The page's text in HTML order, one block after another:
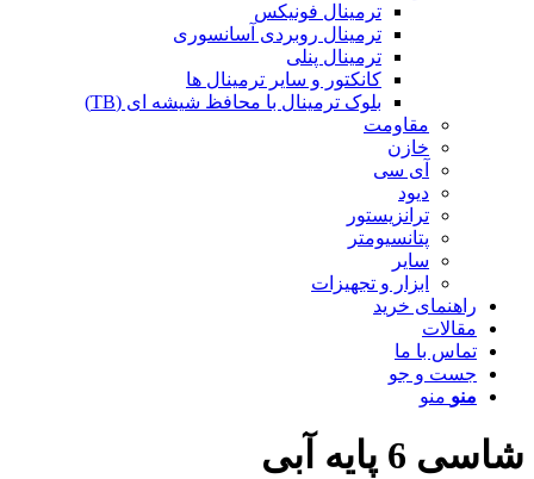
ترمینال فونیکس
ترمینال روبردی آسانسوری
ترمینال پنلی
کانکتور و سایر ترمینال ها
بلوک ترمینال با محافظ شیشه ای (TB)
مقاومت
خازن
آی سی
دیود
ترانزیستور
پتانسیومتر
سایر
ابزار و تجهیزات
راهنمای خرید
مقالات
تماس با ما
جست و جو
منو منو
شاسی 6 پایه آبی